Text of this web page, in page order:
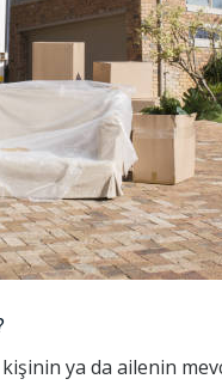
ya da ailenin